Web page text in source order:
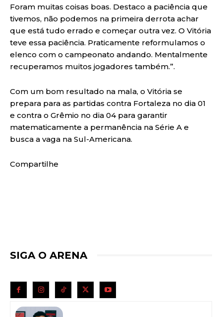
Foram muitas coisas boas. Destaco a paciência que
tivemos, não podemos na primeira derrota achar
que está tudo errado e começar outra vez. O Vitória
teve essa paciência. Praticamente reformulamos o
elenco com o campeonato andando. Mentalmente
recuperamos muitos jogadores também.”.
Com um bom resultado na mala, o Vitória se
prepara para as partidas contra Fortaleza no dia 01
e contra o Grêmio no dia 04 para garantir
matematicamente a permanência na Série A e
busca a vaga na Sul-Americana.
Compartilhe
SIGA O ARENA